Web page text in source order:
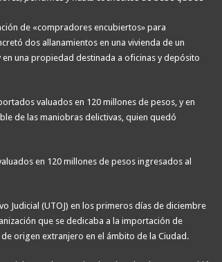
de «compradores encubiertos» para
dos allanamientos en una vivienda de un
una propiedad destinada a oficinas y depósito
valuados en 120 millones de pesos, y en
de las maniobras delictivas, quien quedó
en 120 millones de pesos ingresados al
Judicial (UTOJ) en los primeros días de diciembre
que se dedicaba a la importación de
origen extranjero en el ámbito de la Ciudad.